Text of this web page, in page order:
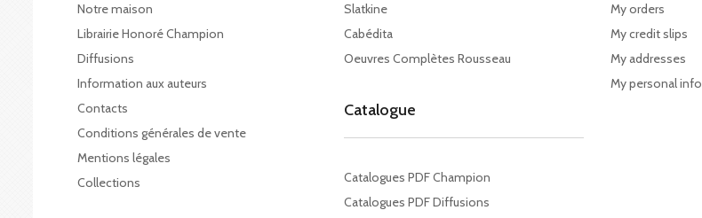
Notre maison
Librairie Honoré Champion
Diffusions
Information aux auteurs
Contacts
Conditions générales de vente
Mentions légales
Collections
Slatkine
Cabédita
Oeuvres Complètes Rousseau
Catalogue
Catalogues PDF Champion
Catalogues PDF Diffusions
My orders
My credit slips
My addresses
My personal info